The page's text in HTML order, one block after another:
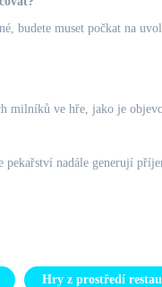
budete muset počkat na
milníků ve hře, jako je
pekařství nadále generují
Hry z prostředí